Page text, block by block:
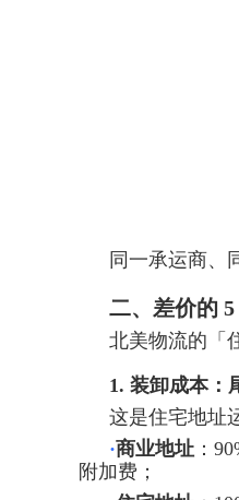
同一承运商、
二、差价的
北美物流的「
1. 装卸成本：
这是住宅地址
·商业地址 ：
附加费；